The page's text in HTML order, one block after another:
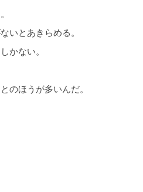
いとあきらめる。
かない。
のほうが多いんだ。